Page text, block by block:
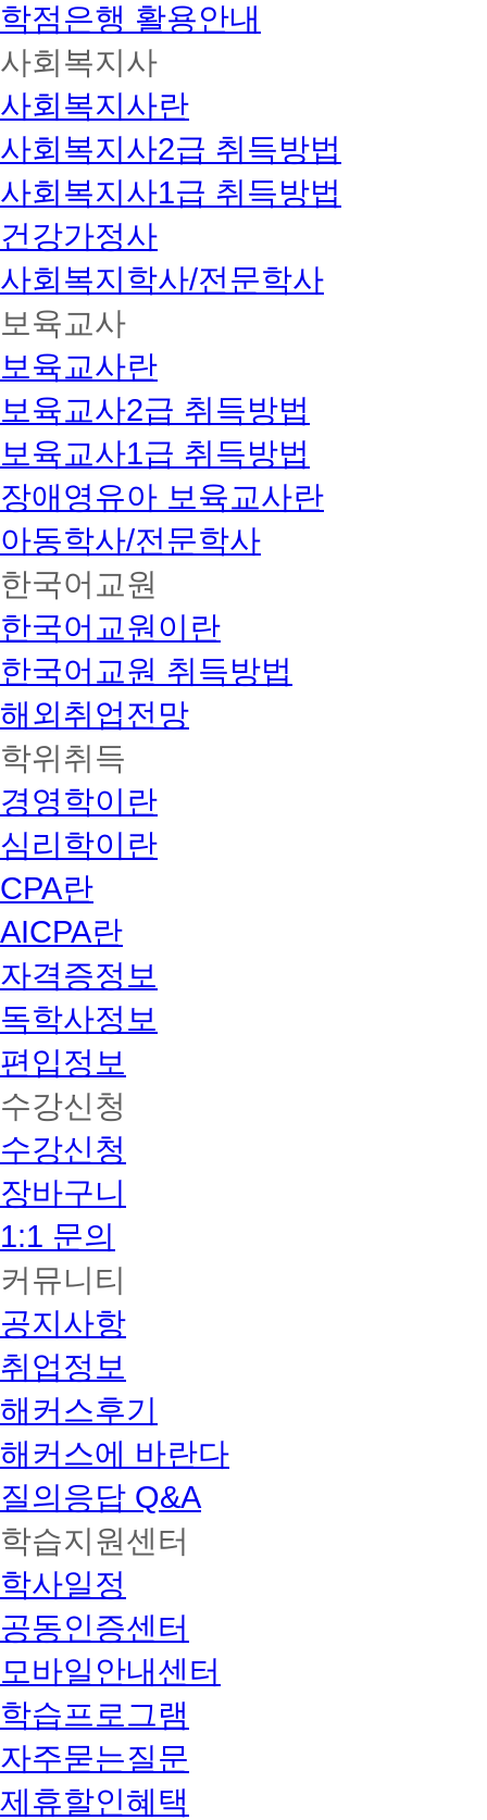
학점은행 활용안내
사회복지사
사회복지사란
사회복지사2급 취득방법
사회복지사1급 취득방법
건강가정사
사회복지학사/전문학사
보육교사
보육교사란
보육교사2급 취득방법
보육교사1급 취득방법
장애영유아 보육교사란
아동학사/전문학사
한국어교원
한국어교원이란
한국어교원 취득방법
해외취업전망
학위취득
경영학이란
심리학이란
CPA란
AICPA란
자격증정보
독학사정보
편입정보
수강신청
수강신청
장바구니
1:1 문의
커뮤니티
공지사항
취업정보
해커스후기
해커스에 바란다
질의응답 Q&A
학습지원센터
학사일정
공동인증센터
모바일안내센터
학습프로그램
자주묻는질문
제휴할인혜택